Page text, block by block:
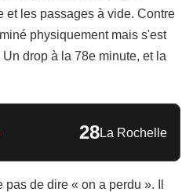
et les passages à vide. Contre
physiquement mais s'est
drop à la 78e minute, et la
28La Rochelle
de dire « on a perdu ». Il